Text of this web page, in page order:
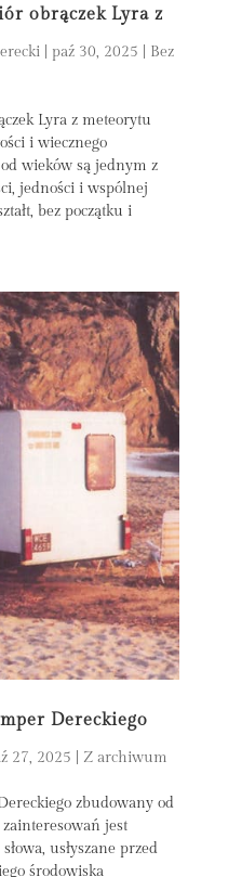
obrączek Lyra z
| paź 30, 2025
Bez
Lyra z meteorytu
i wiecznego
wieków są jednym z
jedności i wspólnej
bez początku i
Dereckiego
27, 2025 Z archiwum
zbudowany od
jest
usłyszane przed
środowiska